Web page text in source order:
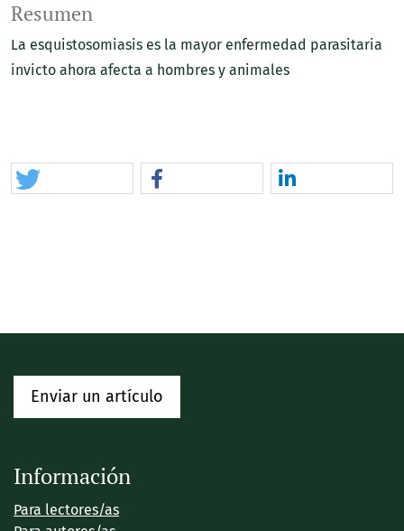
Resumen
La esquistosomiasis es la mayor enfermedad parasitaria
invicto ahora afecta a hombres y animales
Enviar un artículo
Información
Para lectores/as